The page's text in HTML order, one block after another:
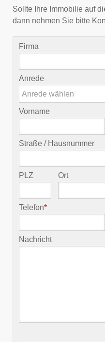
Sollte Ihre Immobilie auf
dann nehmen Sie bitte
Firma
Anrede
Anrede wählen
Vorname
Straße / Hausnummer
PLZ Ort
Telefon*
Nachricht